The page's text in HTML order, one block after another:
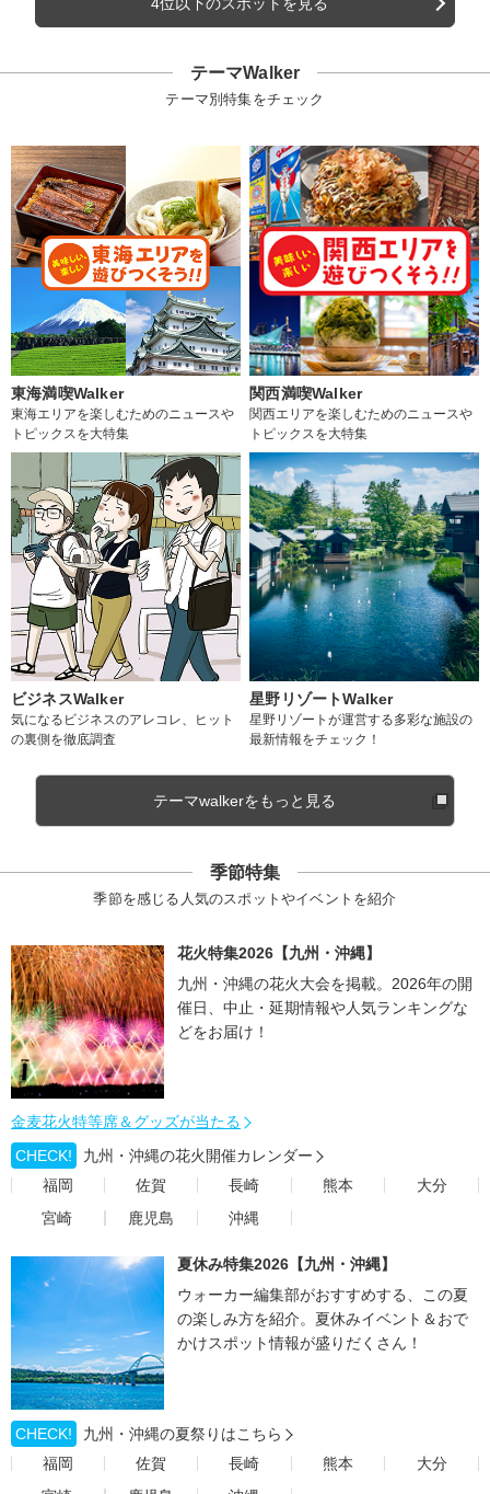
テーマWalker
テーマ別特集をチェック
東海満喫Walker
東海エリアを楽しむためのニュースや
トピックスを大特集
関西満喫Walker
関西エリアを楽しむためのニュースや
トピックスを大特集
ビジネスWalker
気になるビジネスのアレコレ、ヒット
の裏側を徹底調査
星野リゾートWalker
星野リゾートが運営する多彩な施設の
最新情報をチェック！
テーマwalkerをもっと見る
季節特集
季節を感じる人気のスポットやイベントを紹介
花火特集2026【九州・沖縄】
九州・沖縄の花火大会を掲載。2026年の開
催日、中止・延期情報や人気ランキングな
どをお届け！
金麦花火特等席＆グッズが当たる
CHECK!
九州・沖縄の花火開催カレンダー
福岡
佐賀 長崎 熊本
大分
宮崎
鹿児島 沖縄
夏休み特集2026【九州・沖縄】
ウォーカー編集部がおすすめする、この夏
の楽しみ方を紹介。夏休みイベント＆おで
かけスポット情報が盛りだくさん！
CHECK!
九州・沖縄の夏祭りはこちら
福岡
佐賀 長崎 熊本
大分